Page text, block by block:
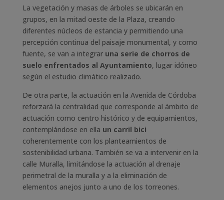
La vegetación y masas de árboles se ubicarán en
grupos, en la mitad oeste de la Plaza, creando
diferentes núcleos de estancia y permitiendo una
percepción continua del paisaje monumental, y como
fuente, se van a integrar una serie de chorros de
suelo enfrentados al Ayuntamiento, lugar idóneo
según el estudio climático realizado.
De otra parte, la actuación en la Avenida de Córdoba
reforzará la centralidad que corresponde al ámbito de
actuación como centro histórico y de equipamientos,
contemplándose en ella un carril bici
coherentemente con los planteamientos de
sostenibilidad urbana. También se va a intervenir en la
calle Muralla, limitándose la actuación al drenaje
perimetral de la muralla y a la eliminación de
elementos anejos junto a uno de los torreones.